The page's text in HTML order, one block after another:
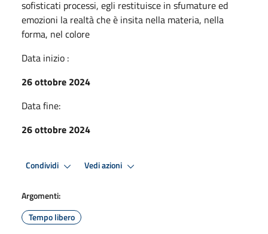
sofisticati processi, egli restituisce in sfumature ed
emozioni la realtà che è insita nella materia, nella
forma, nel colore
Data inizio :
26 ottobre 2024
Data fine:
26 ottobre 2024
Condividi Vedi azioni
Argomenti:
Tempo libero